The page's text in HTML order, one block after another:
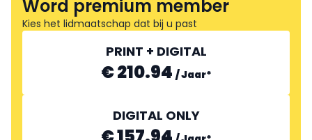
Word premium member
Kies het lidmaatschap dat bij u past
PRINT + DIGITAL
€ 210.94 /Jaar*
DIGITAL ONLY